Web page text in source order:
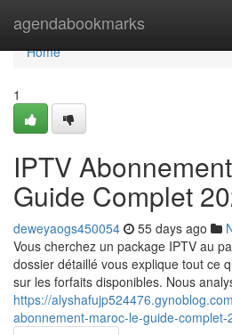
agendabookmarks
Home
Home
1
IPTV
Guide Complet
deweyaogs450054 55 days ago
Vous cherchez un package IPTV au
dossier détaillé vous explique tout ce
sur les forfaits disponibles. Nous
https://
abonnement-maroc-le-guide-complet-